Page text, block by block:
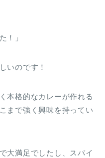
！」
いのです！
本格的なカレーが作れる
まで強く興味を持ってい
大満足でしたし、スパイ